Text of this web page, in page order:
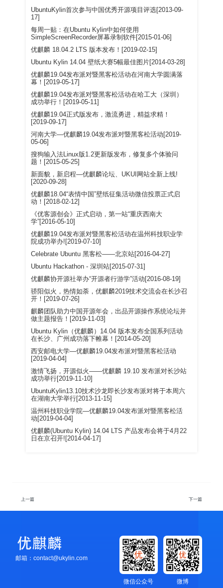
UbuntuKylin首次参与中国优秀开源项目评选[2013-09-
17]
每周一贴：在Ubuntu Kylin中如何使用
SimpleScreenRecorder屏幕录制软件[2015-01-06]
优麒麟 18.04.2 LTS 版本发布！[2019-02-15]
Ubuntu Kylin 14.04 壁纸大赛5幅最佳图片[2014-03-28]
优麒麟19.04发布派对暨黑客松活动在河南大学圆满落
幕！[2019-05-17]
​优麒麟19.04发布派对暨黑客松活动在哈工大（深圳）
成功举行！[2019-05-11]
优麒麟19.04正式版发布，激流勇进，精益求精！
[2019-09-17]
河南大学—优麒麟19.04发布派对暨黑客松活动[2019-
05-06]
搜狗输入法Linux版1.2更新版发布，修复多个体验问
题！[2015-05-25]
新面貌，新启程—优麒麟论坛、UKUI网站全新上线!
[2020-09-28]
优麒麟18.04“表情中国”壁纸征集活动微信投票正式启
动！[2018-02-12]
《优客源创会》正式启动，第一站“重庆西南大
学”[2016-05-10]
优麒麟19.04发布派对暨黑客松活动在温州科技职业学
院成功举办![2019-07-10]
Celebrate Ubuntu 黑客松——北京站[2016-04-27]
Ubuntu Hackathon - 深圳站[2015-07-31]
优麒麟协开源社举办“开源者行游学”活动[2016-08-19]
骄阳似火，热情如荼，优麒麟2019技术交流会在长沙召
开！[2019-07-26]
麒麟团队助力中国开源年会，出品开源操作系统论坛并
做主题报告！[2019-11-03]
Ubuntu Kylin（优麒麟）14.04 版本发布全国系列活动
在长沙、广州成功落下帷幕！[2014-05-20]
西安邮电大学—优麒麟19.04发布派对暨黑客松活动
[2019-04-04]
激情飞扬，开源似火——优麒麟 19.10 发布派对长沙站
成功举行[2019-11-10]
UbuntuKylin13.10技术沙龙即长沙发布派对将于本周六
在湖南大学举行[2013-11-15]
温州科技职业学院—优麒麟19.04发布派对暨黑客松活
动[2019-04-04]
优麒麟(Ubuntu Kylin) 14.04 LTS 产品发布会将于4月22
日在京召开![2014-04-17]
上一篇 下一篇
邮箱：contact@ukylin.com
微博
微信公众号